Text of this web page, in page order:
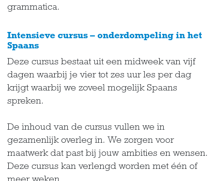
grammatica.
Intensieve cursus – onderdompeling in het
Spaans
Deze cursus bestaat uit een midweek van vijf
dagen waarbij je vier tot zes uur les per dag
krijgt waarbij we zoveel mogelijk Spaans
spreken.
De inhoud van de cursus vullen we in
gezamenlijk overleg in. We zorgen voor
maatwerk dat past bij jouw ambities en wensen.
Deze cursus kan verlengd worden met één of